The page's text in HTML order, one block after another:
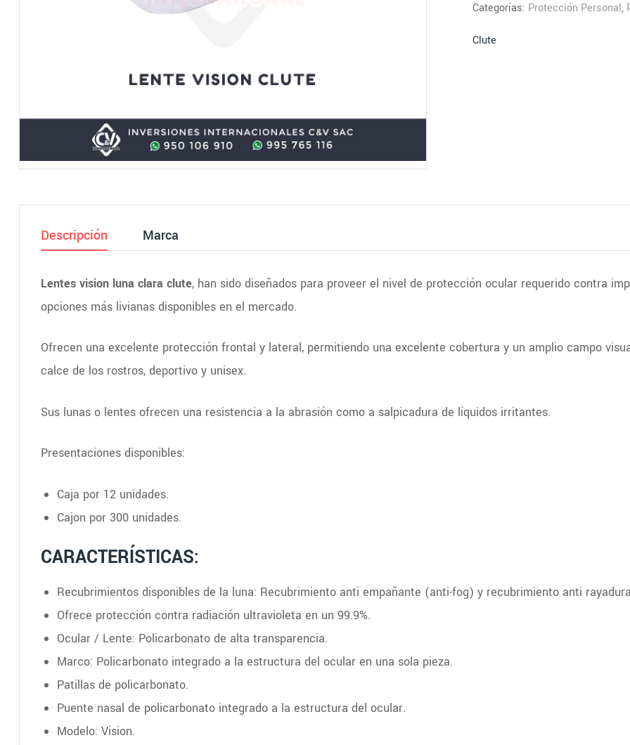
Categorías: Protección Personal,
Clute
Descripción Marca
Lentes vision luna clara clute, han sido diseñados para proveer el nivel de protección ocular requerido contra
opciones más livianas disponibles en el mercado.
Ofrecen una excelente protección frontal y lateral, permitiendo una excelente cobertura y un amplio campo
calce de los rostros, deportivo y unisex.
Sus lunas o lentes ofrecen una resistencia a la abrasión como a salpicadura de líquidos irritantes.
Presentaciones disponibles:
Caja por 12 unidades.
Cajon por 300 unidades.
CARACTERÍSTICAS:
Recubrimientos disponibles de la luna: Recubrimiento anti empañante (anti-fog) y recubrimiento anti
Ofrece protección contra radiación ultravioleta en un 99.9%.
Ocular / Lente: Policarbonato de alta transparencia.
Marco: Policarbonato integrado a la estructura del ocular en una sola pieza.
Patillas de policarbonato.
Puente nasal de policarbonato integrado a la estructura del ocular.
Modelo: Vision.